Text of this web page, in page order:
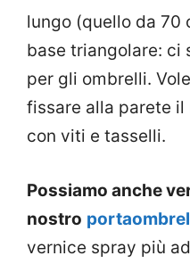
lungo (quello da 70
base triangolare: ci
per gli ombrelli.
fissare alla parete
con viti e tasselli.
Possiamo anche
nostro
vernice spray più